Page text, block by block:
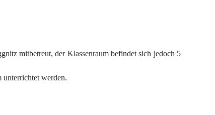
mitbetreut, der Klassenraum befindet sich jedoch 5
unterrichtet werden.